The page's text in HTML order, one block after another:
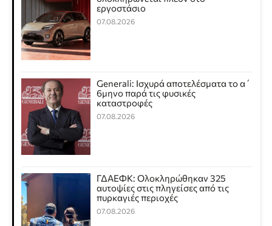
εργοστάσιο
07.08.2026
Generali: Ισχυρά αποτελέσματα το α΄
6μηνο παρά τις φυσικές
καταστροφές
07.08.2026
ΓΔΑΕΦΚ: Ολοκληρώθηκαν 325
αυτοψίες στις πληγείσες από τις
πυρκαγιές περιοχές
07.08.2026